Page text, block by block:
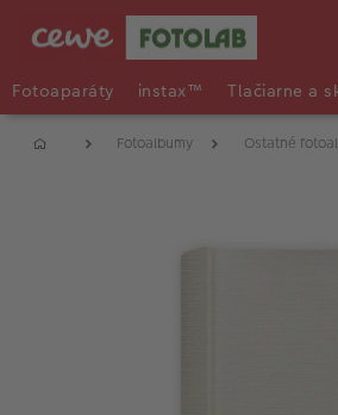
Fotoaparáty instax™ Tlačiarne a
Fotoalbumy Ostatné